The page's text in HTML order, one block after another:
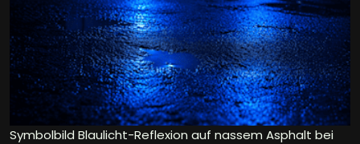
Symbolbild Blaulicht-Reflexion auf nassem Asphalt bei